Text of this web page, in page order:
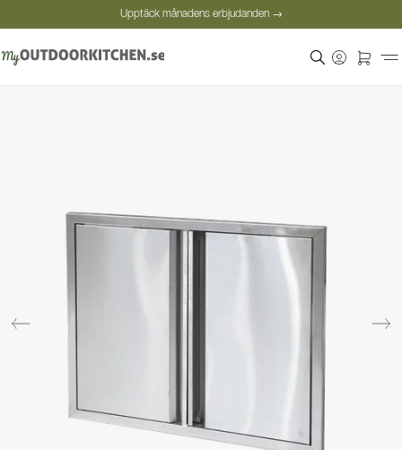
Upptäck månadens erbjudanden →